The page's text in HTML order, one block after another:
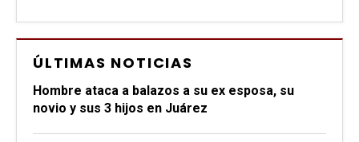
ÚLTIMAS NOTICIAS
Hombre ataca a balazos a su ex esposa, su
novio y sus 3 hijos en Juárez